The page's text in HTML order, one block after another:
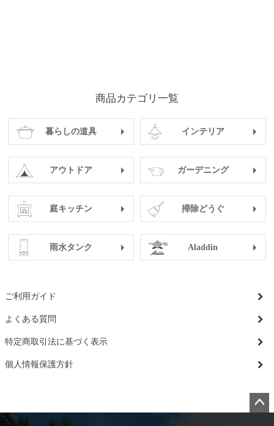
商品カテゴリ一覧
暮らしの道具 インテリア
アウトドア ガーデニング
庭キッチン 掃除どうぐ
雨水タンク Aladdin
ご利用ガイド
よくある質問
特定商取引法に基づく表示
個人情報保護方針